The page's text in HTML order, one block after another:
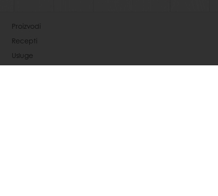
Proizvodi
Recepti
Usluge